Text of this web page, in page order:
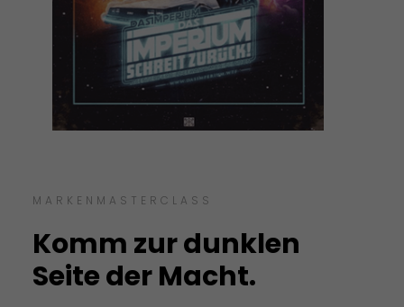
MARKENMASTERCLASS
Komm zur dunklen
Seite der Macht.